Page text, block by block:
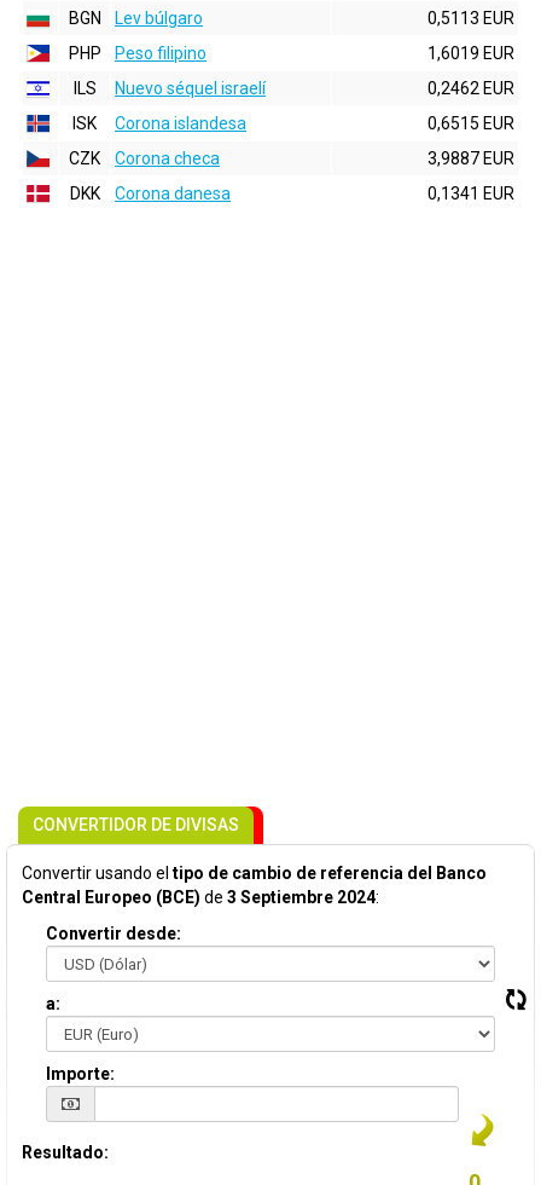
BGN
Lev búlgaro
0,5113 EUR
PHP
Peso filipino
1,6019 EUR
ILS
Nuevo séquel israelí
0,2462 EUR
ISK
Corona islandesa
0,6515 EUR
CZK
Corona checa
3,9887 EUR
DKK
Corona danesa 0,1341 EUR
CONVERTIDOR DE DIVISAS
Convertir usando el tipo de cambio de referencia del Banco
Central Europeo (BCE) de 3 Septiembre 2024:
Convertir desde:
a:
Importe:
Resultado: